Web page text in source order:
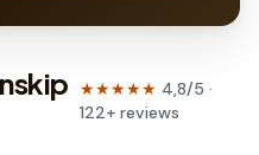
★★★★★ 4,8/5 ·
122+reviews